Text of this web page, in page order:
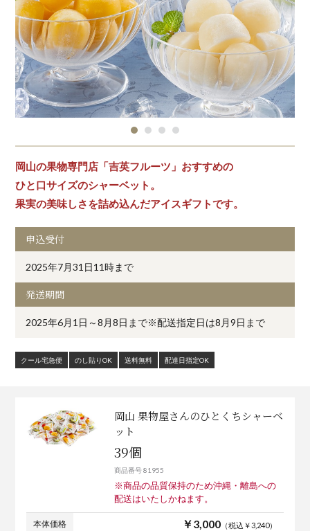
岡山の果物専門店「吉英フルーツ」おすすめの
ひと口サイズのシャーベット。
果実の美味しさを詰め込んだアイスギフトです。
申込受付
2025年7月31日11時まで
発送期間
2025年6月1日～8月8日まで※配送指定日は8月9日まで
クール宅急便 のし貼りOK 送料無料 配達日指定OK
岡山 果物屋さんのひとくちシャーベ
ット
39個
商品番号 81955
※商品の品質保持のため沖縄・離島への
配送はいたしかねます。
本体価格 ￥3,000（税込￥3,240）